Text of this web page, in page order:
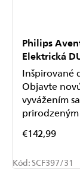
Philips
Elektrická
€142,99
Inšpirované
Objavte
vyvážením
prirodzeným
Kód:SCF397/31